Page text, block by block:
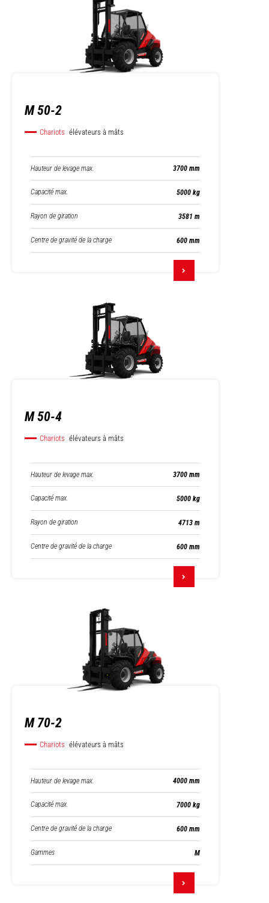
M 50-2
Chariots élévateurs à mâts
Hauteur de levage max. 3700 mm
Capacité max. 5000 kg
Rayon de giration 3581 m
Centre de gravité de la charge 600 mm
M 50-4
Chariots élévateurs à mâts
Hauteur de levage max. 3700 mm
Capacité max. 5000 kg
Rayon de giration 4713 m
Centre de gravité de la charge 600 mm
M 70-2
Chariots élévateurs à mâts
Hauteur de levage max. 4000 mm
Capacité max. 7000 kg
Centre de gravité de la charge 600 mm
Gammes M